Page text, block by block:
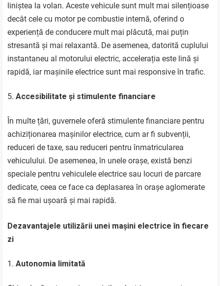
liniștea la volan. Aceste vehicule sunt mult mai silențioase
decât cele cu motor pe combustie internă, oferind o
experiență de conducere mult mai plăcută, mai puțin
stresantă și mai relaxantă. De asemenea, datorită cuplului
instantaneu al motorului electric, accelerația este lină și
rapidă, iar mașinile electrice sunt mai responsive în trafic.
Accesibilitate și stimulente financiare
În multe țări, guvernele oferă stimulente financiare pentru
achiziționarea mașinilor electrice, cum ar fi subvenții,
reduceri de taxe, sau reduceri pentru înmatricularea
vehiculului. De asemenea, în unele orașe, există benzi
speciale pentru vehiculele electrice sau locuri de parcare
dedicate, ceea ce face ca deplasarea în orașe aglomerate
să fie mai ușoară și mai rapidă.
Dezavantajele utilizării unei mașini electrice în fiecare
zi
Autonomia limitată